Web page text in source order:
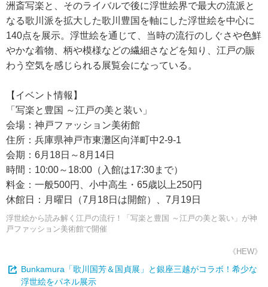
洲斎写楽と、そのライバルで後に浮世絵界で最大の流派と
なる歌川派を拡大した歌川豊国を軸にした浮世絵を中心に
140点を展示。浮世絵を通じて、当時の流行のしぐさや色鮮
やかな着物、柄や模様などの繊細さなどを知り、江戸の賑
わう空気を感じられる展覧会になっている。
【イベント情報】
「写楽と豊国 ～江戸の美と装い」
会場：神戸ファッション美術館
住所：兵庫県神戸市東灘区向洋町中2-9-1
会期：6月18日～8月14日
時間：10:00～18:00（入館は17:30まで）
料金：一般500円、小中高生・65歳以上250円
休館日：月曜日（7月18日は開館）、7月19日
浮世絵から読み解く江戸の流行！「写楽と豊国 ～江戸の美と装い」が神
戸ファッション美術館で開催
《HEW》
Bunkamura「歌川国芳＆国貞展」と銀座三越がコラボ！希少な
浮世絵をパネル展示